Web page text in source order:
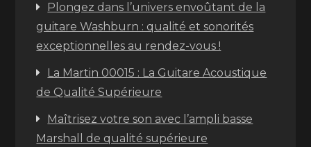
Plongez dans l’univers envoûtant de la
guitare Washburn : qualité et sonorités
exceptionnelles au rendez-vous !
La Martin 00015 : La Guitare Acoustique
de Qualité Supérieure
Maîtrisez votre son avec l’ampli basse
Marshall de qualité supérieure